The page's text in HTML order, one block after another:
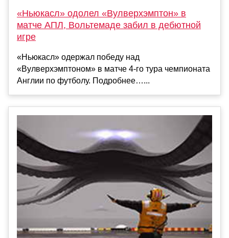
«Ньюкасл» одолел «Вулверхэмптон» в
матче АПЛ, Вольтемаде забил в дебютной
игре
«Ньюкасл» одержал победу над
«Вулверхэмптоном» в матче 4‑го тура чемпионата
Англии по футболу. Подробнее…...